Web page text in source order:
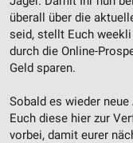
überall über die
seid, stellt Euch
durch die Online-
Geld sparen.
Sobald es wieder
Euch diese hier zur
vorbei, damit eurer
Werbung